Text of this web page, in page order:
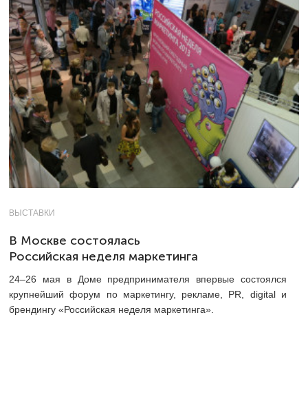
ВЫСТАВКИ
В Москве состоялась
Российская неделя маркетинга
24–26 мая в Доме предпринимателя впервые состоялся
крупнейший форум по маркетингу, рекламе, PR, digital и
брендингу «Российская неделя маркетинга».